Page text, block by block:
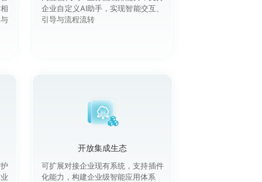
企业自定义AI助手，实现智能交互、
引导与流程流转
开放集成生态
可扩展对接企业现有系统，支持插件
化能力，构建企业级智能应用体系